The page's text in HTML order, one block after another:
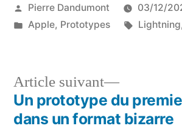
Publié
par
Pierre Dandumont
03/12/
Publié
Apple, Prototypes Lightning,
Navigation
Article suivant
Article
suivant :
Un prototype du
dans un format bizarre